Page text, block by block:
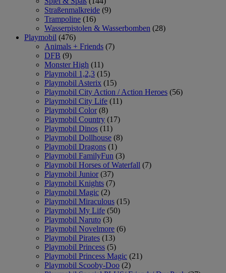
Straßenmalkreide (9)
Trampoline (16)
Wasserpistolen & Wasserbomben (28)
Playmobil (476)
Animals + Friends (7)
DFB (9)
Monster High (11)
Playmobil 1,2,3 (15)
Playmobil Asterix (15)
Playmobil City Action / Action Heroes (56)
Playmobil City Life (11)
Playmobil Color (8)
Playmobil Country (17)
Playmobil Dinos (11)
Playmobil Dollhouse (8)
Playmobil Dragons (1)
Playmobil FamilyFun (3)
Playmobil Horses of Waterfall (7)
Playmobil Junior (37)
Playmobil Knights (7)
Playmobil Magic (2)
Playmobil Miraculous (15)
Playmobil My Life (50)
Playmobil Naruto (3)
Playmobil Novelmore (6)
Playmobil Pirates (13)
Playmobil Princess (5)
Playmobil Princess Magic (21)
Playmobil Scooby-Doo (2)